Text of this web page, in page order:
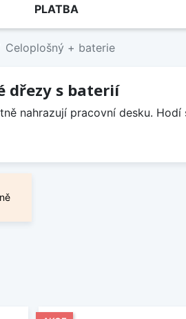
PLATBA
Celoplošný + baterie
dřezy s baterií
nahrazují pracovní desku.